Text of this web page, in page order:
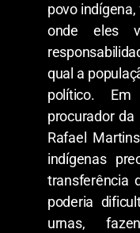
povo
onde eles
qual a
político.
procurador da
Rafael
indígenas
transferência
poderia
urnas,